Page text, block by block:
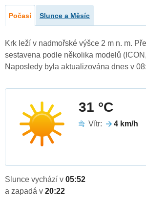
Počasí Slunce a Měsíc
Krk leží v nadmořské výšce 2 m n. m.
sestavena podle několika modelů
Naposledy byla aktualizována dnes v
31 °C
Vítr: 4 km/h
Slunce vychází v 05:52
a zapadá v 20:22